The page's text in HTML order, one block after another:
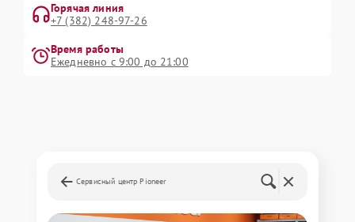
Горячая линия
+7 (382) 248-97-26
Время работы
Ежедневно с 9:00 до 21:00
Сервисный центр Pioneer